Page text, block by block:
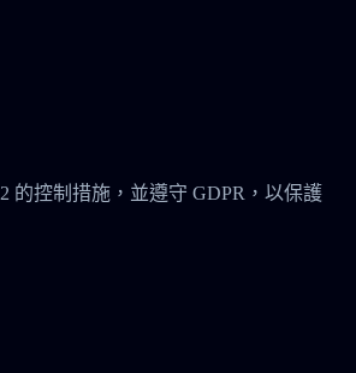
的控制措施，並遵守 GDPR，以保護